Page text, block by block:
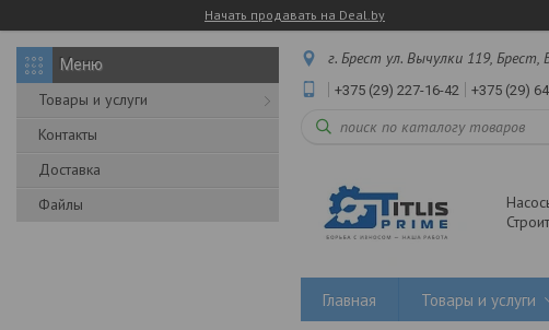
Начать продавать на Deal.by
Товары и услуги
Контакты
Доставка
Файлы
г. Брест ул. Вычулки 119, Брест,
+375 (29) 227-16-42 +375 (29)
Главная Товары и услуги